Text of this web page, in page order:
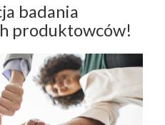
badania
produktowców!